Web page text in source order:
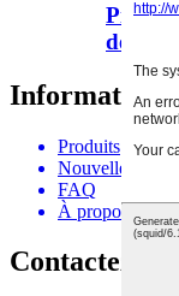
Pierre
des
Information
Produits
Nouvelles
FAQ
À propos de
Contactez-